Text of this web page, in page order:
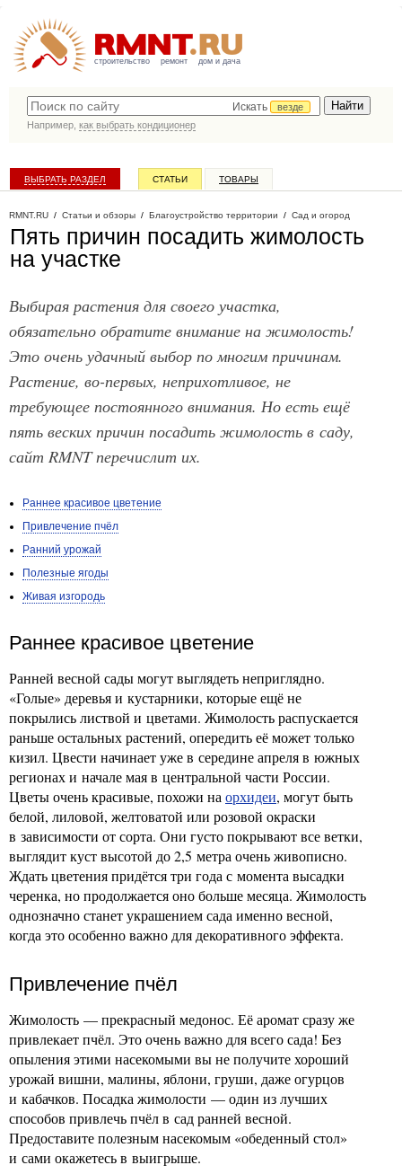
строительство ремонт дом и дача
Искать
везде
Например, как выбрать кондиционер
ВЫБРАТЬ РАЗДЕЛ СТАТЬИ ТОВАРЫ
RMNT.RU / Статьи и обзоры / Благоустройство территории / Сад и огород
Пять причин посадить жимолость
на участке
Выбирая растения для своего участка,
обязательно обратите внимание на жимолость!
Это очень удачный выбор по многим причинам.
Растение, во-первых, неприхотливое, не
требующее постоянного внимания. Но есть ещё
пять веских причин посадить жимолость в саду,
сайт RMNT перечислит их.
Раннее красивое цветение
Привлечение пчёл
Ранний урожай
Полезные ягоды
Живая изгородь
Раннее красивое цветение
Ранней весной сады могут выглядеть неприглядно.
«Голые» деревья и кустарники, которые ещё не
покрылись листвой и цветами. Жимолость распускается
раньше остальных растений, опередить её может только
кизил. Цвести начинает уже в середине апреля в южных
регионах и начале мая в центральной части России.
Цветы очень красивые, похожи на орхидеи, могут быть
белой, лиловой, желтоватой или розовой окраски
в зависимости от сорта. Они густо покрывают все ветки,
выглядит куст высотой до 2,5 метра очень живописно.
Ждать цветения придётся три года с момента высадки
черенка, но продолжается оно больше месяца. Жимолость
однозначно станет украшением сада именно весной,
когда это особенно важно для декоративного эффекта.
Привлечение пчёл
Жимолость — прекрасный медонос. Её аромат сразу же
привлекает пчёл. Это очень важно для всего сада! Без
опыления этими насекомыми вы не получите хороший
урожай вишни, малины, яблони, груши, даже огурцов
и кабачков. Посадка жимолости — один из лучших
способов привлечь пчёл в сад ранней весной.
Предоставите полезным насекомым «обеденный стол»
и сами окажетесь в выигрыше.